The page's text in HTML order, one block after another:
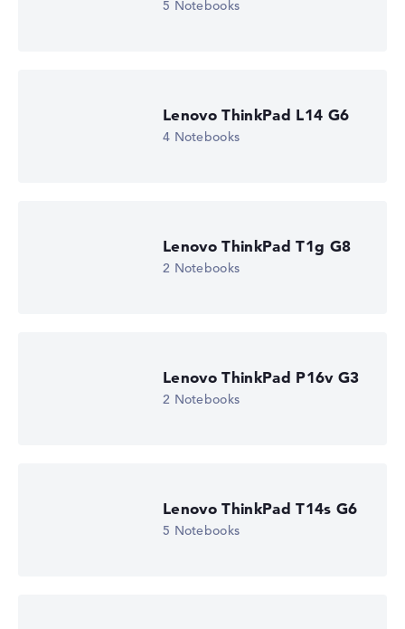
5 Notebooks
Lenovo ThinkPad L14 G6
4 Notebooks
Lenovo ThinkPad T1g G8
2 Notebooks
Lenovo ThinkPad P16v G3
2 Notebooks
Lenovo ThinkPad T14s G6
5 Notebooks